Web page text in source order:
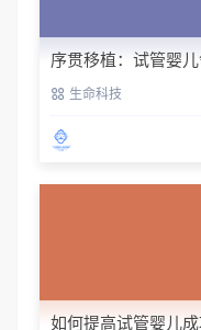
序贯移植：试管婴
生命科技
如何提高试管婴儿